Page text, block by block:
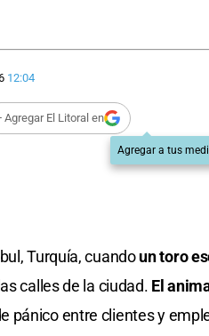
12:04
Agregar El Litoral en
Agregar a tus
Turquía, cuandoun toro
calles de la ciudad. El
pánico entre clientes y